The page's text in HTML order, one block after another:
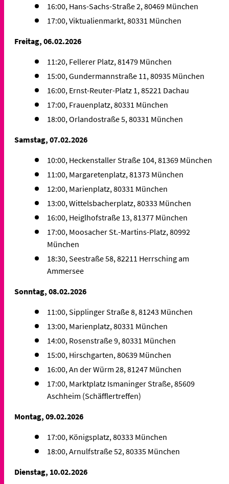
16:00, Hans-Sachs-Straße 2, 80469 München
17:00, Viktualienmarkt, 80331 München
Freitag, 06.02.2026
11:20, Fellerer Platz, 81479 München
15:00, Gundermannstraße 11, 80935 München
16:00, Ernst-Reuter-Platz 1, 85221 Dachau
17:00, Frauenplatz, 80331 München
18:00, Orlandostraße 5, 80331 München
Samstag, 07.02.2026
10:00, Heckenstaller Straße 104, 81369 München
11:00, Margaretenplatz, 81373 München
12:00, Marienplatz, 80331 München
13:00, Wittelsbacherplatz, 80333 München
16:00, Heiglhofstraße 13, 81377 München
17:00, Moosacher St.-Martins-Platz, 80992
München
18:30, Seestraße 58, 82211 Herrsching am
Ammersee
Sonntag, 08.02.2026
11:00, Sipplinger Straße 8, 81243 München
13:00, Marienplatz, 80331 München
14:00, Rosenstraße 9, 80331 München
15:00, Hirschgarten, 80639 München
16:00, An der Würm 28, 81247 München
17:00, Marktplatz Ismaninger Straße, 85609
Aschheim (Schäfflertreffen)
Montag, 09.02.2026
17:00, Königsplatz, 80333 München
18:00, Arnulfstraße 52, 80335 München
Dienstag, 10.02.2026